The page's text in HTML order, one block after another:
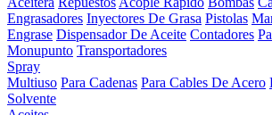
Engrasadores Inyectores De Grasa Pistolas
Engrase Dispensador De Aceite Contadores
Monupunto Transportadores
Spray
Multiuso Para Cadenas Para Cables De Acero
Solvente